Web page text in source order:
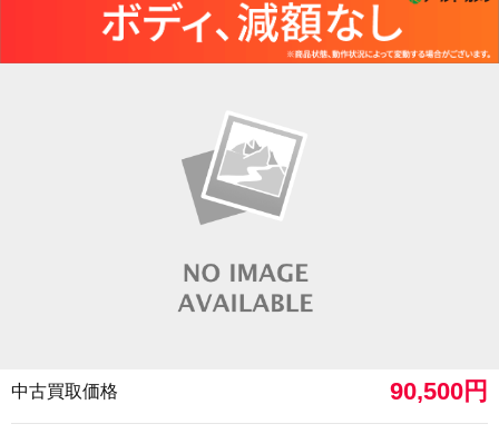
中古買取価格 90,500円